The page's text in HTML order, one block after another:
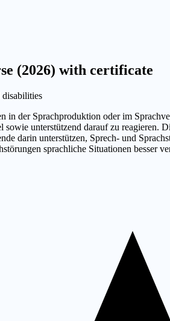
(2026) with certificate
disabilities
in der Sprachproduktion oder im
unterstützend darauf zu
darin unterstützen, Sprech- und
sprachliche Situationen besser